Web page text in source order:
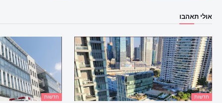
אולי תאהבו
חדשות חדשות